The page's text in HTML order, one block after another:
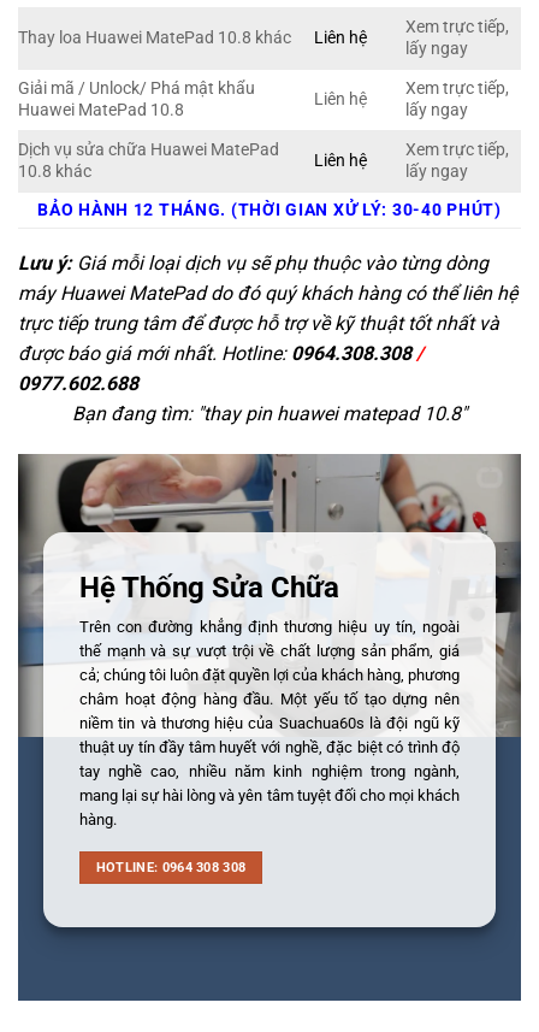
Thay loa Huawei MatePad 10.8 khác Liên hệ
Xem trực tiếp,
lấy ngay
Giải mã / Unlock/ Phá mật khẩu
Huawei MatePad 10.8
Liên hệ
Xem trực tiếp,
lấy ngay
Dịch vụ sửa chữa Huawei MatePad
10.8 khác
Liên hệ
Xem trực tiếp,
lấy ngay
BẢO HÀNH 12 THÁNG. (THỜI GIAN XỬ LÝ: 30-40 PHÚT)
Lưu ý:Giá mỗi loại dịch vụ sẽ phụ thuộc vào từng dòng
máy Huawei MatePad do đó quý khách hàng có thể liên hệ
trực tiếp trung tâm để được hỗ trợ về kỹ thuật tốt nhất và
được báo giá mới nhất. Hotline: 0964.308.308/
0977.602.688
Bạn đang tìm: "thay pin huawei matepad 10.8"
Hệ Thống Sửa Chữa
Trên con đường khẳng định thương hiệu uy tín, ngoài
thế mạnh và sự vượt trội về chất lượng sản phẩm, giá
cả; chúng tôi luôn đặt quyền lợi của khách hàng, phương
châm hoạt động hàng đầu. Một yếu tố tạo dựng nên
niềm tin và thương hiệu của Suachua60s là đội ngũ kỹ
thuật uy tín đầy tâm huyết với nghề, đặc biệt có trình độ
tay nghề cao, nhiều năm kinh nghiệm trong ngành,
mang lại sự hài lòng và yên tâm tuyệt đối cho mọi khách
hàng.
HOTLINE: 0964 308 308